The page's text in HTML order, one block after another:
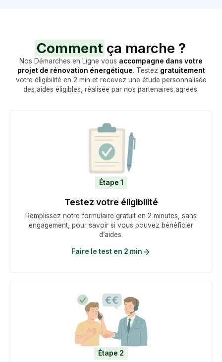
Commentça marche ?
Nos Démarches en Ligne vous accompagne dans votre
projet de rénovation énergétique. Testez gratuitement
votre éligibilité en 2 min et recevez une étude personnalisée
des aides éligibles, réalisée par nos partenaires agréés.
Étape 1
Testez votre éligibilité
Remplissez notre formulaire gratuit en 2 minutes, sans
engagement, pour savoir si vous pouvez bénéficier
d’aides.
Faire le test en 2 min
Étape 2